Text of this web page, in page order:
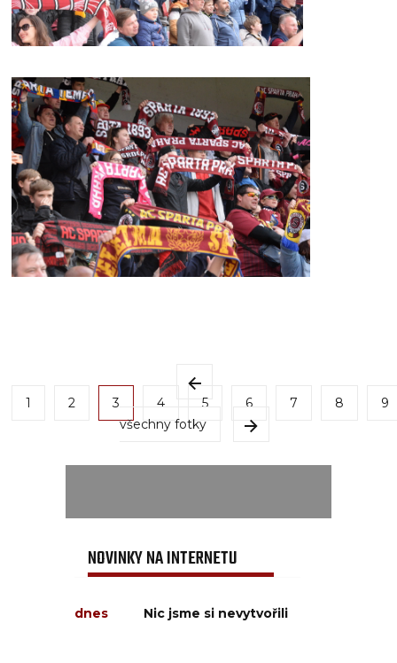
1 2 3 4 5 6 7 8
9
všechny fotky
NOVINKY NA INTERNETU
dnes Nic jsme si nevytvořili